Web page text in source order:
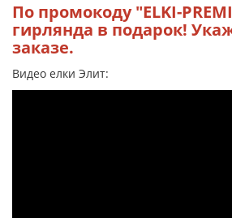
По промокоду "ELKI-
гирлянда в подарок!
заказе.
Видео елки Элит: